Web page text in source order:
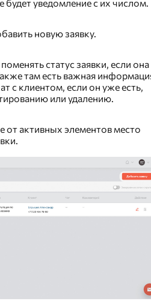
будет уведомление с их числом.
новую заявку.
статус заявки, если она
там есть важная
с клиентом, если он уже есть,
или удалению.
активных элементов место